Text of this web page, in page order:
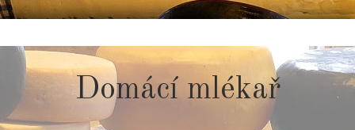
to
content
Domácí mlékař